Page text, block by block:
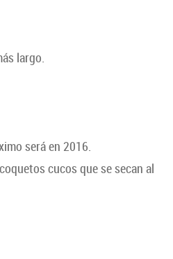
largo.
será en 2016.
cucos que se secan al